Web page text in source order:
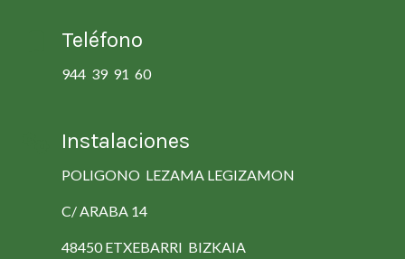
Teléfono
944 39 91 60
Instalaciones
POLIGONO LEZAMA LEGIZAMON
C/ ARABA 14
48450 ETXEBARRI BIZKAIA